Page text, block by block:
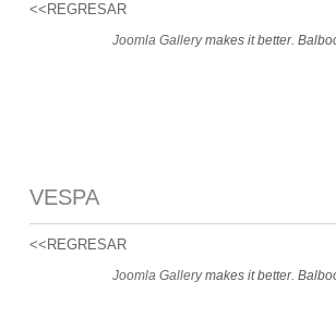
<<REGRESAR
Joomla Gallerymakes it better.
VESPA
<<REGRESAR
Joomla Gallerymakes it better.